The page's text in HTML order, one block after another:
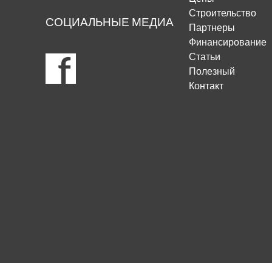
СОЦИАЛЬНЫЕ МЕДИА
Строительство
Партнеры
Финансирование
Статьи
Полезный
Контакт